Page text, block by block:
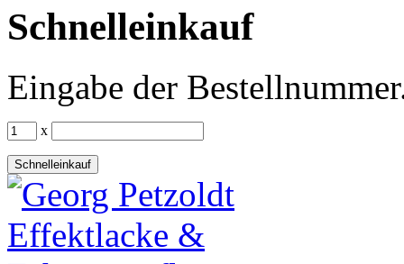
Schnelleinkauf
Eingabe der
x
Schnelleinkauf